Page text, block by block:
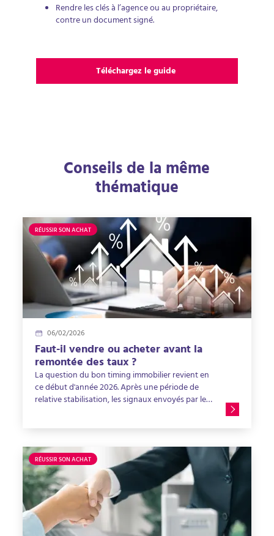
Rendre les clés à l’agence ou au propriétaire,
contre un document signé.
Téléchargez le guide
Conseils de la même
thématique
RÉUSSIR SON ACHAT
06/02/2026
Faut-il vendre ou acheter avant la
remontée des taux ?
La question du bon timing immobilier revient en
ce début d'année 2026. Après une période de
relative stabilisation, les signaux envoyés par les
remontée progressive des taux de crédit
impacte directement la capacité d’emprunt des
acheteurs et le pouvoir de négociation des
vendeurs. Notre article vous explique comment
la hausse des taux immobiliers en 2026 peut
influencer une décision d’achat ou de vente afin
de vous aider à sécuriser votre projet.
RÉUSSIR SON ACHAT